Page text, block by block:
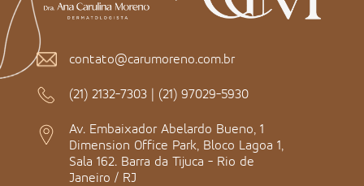
contato@carumoreno.com.br
(21) 2132-7303 | (21) 97029-5930
Av. Embaixador Abelardo Bueno, 1
Dimension Office Park, Bloco Lagoa 1,
Sala 162. Barra da Tijuca - Rio de
Janeiro / RJ